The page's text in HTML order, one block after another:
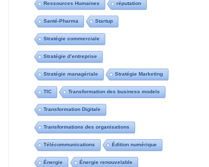
Ressources Humaines réputation
Santé-Pharma Startup
Stratégie commerciale
Stratégie d’entreprise
Stratégie managériale Stratégie Marketing
TIC Transformation des business models
Transformation Digitale
Transformations des organisations
Télécommunications Édition numérique
Énergie Énergie renouvelable